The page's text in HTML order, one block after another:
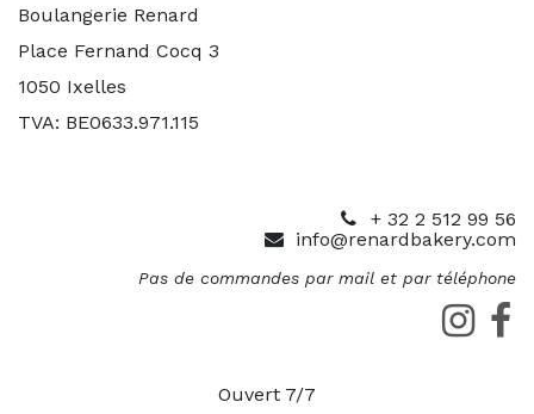
Boulangerie Renard
Place Fernand Cocq 3
1050 Ixelles
TVA: BE0633.971.115
+ 32 2 512 99 56
info@renardbakery.com
Pas de commandes par mail et par téléphone
Ouvert 7/7